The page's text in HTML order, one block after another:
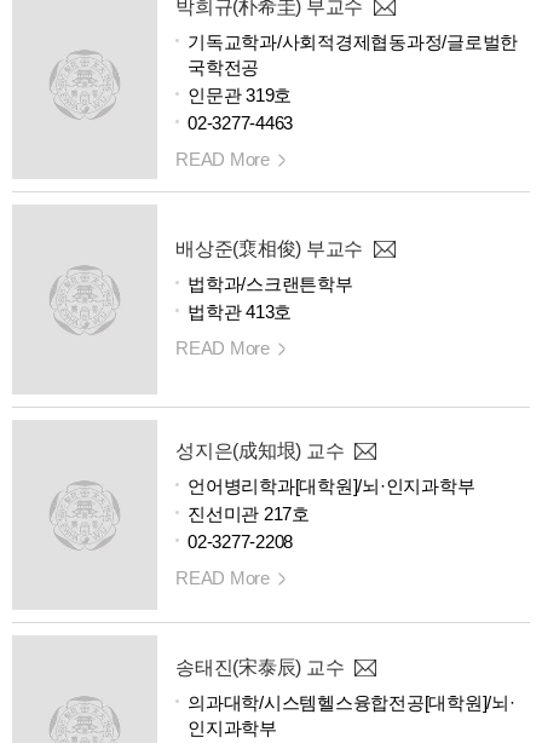
박희규(朴希圭) 부교수
기독교학과/사회적경제협동과정/글로벌한
국학전공
인문관 319호
02-3277-4463
READ More
배상준(裵相俊) 부교수
법학과/스크랜튼학부
법학관 413호
READ More
성지은(成知垠) 교수
언어병리학과[대학원]/뇌·인지과학부
진선미관 217호
02-3277-2208
READ More
송태진(宋泰辰) 교수
의과대학/시스템헬스융합전공[대학원]/뇌·
인지과학부